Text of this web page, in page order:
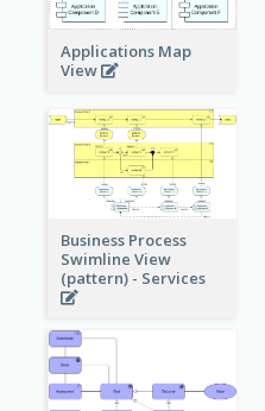
Applications Map
View
Business Process
Swimline View
(pattern) - Services